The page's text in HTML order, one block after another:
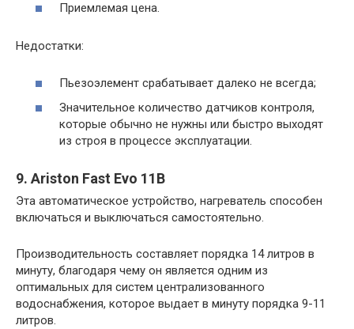
Приемлемая цена.
Недостатки:
Пьезоэлемент срабатывает далеко не всегда;
Значительное количество датчиков контроля,
которые обычно не нужны или быстро выходят
из строя в процессе эксплуатации.
9. Ariston Fast Evo 11B
Эта автоматическое устройство, нагреватель способен
включаться и выключаться самостоятельно.
Производительность составляет порядка 14 литров в
минуту, благодаря чему он является одним из
оптимальных для систем централизованного
водоснабжения, которое выдает в минуту порядка 9-11
литров.